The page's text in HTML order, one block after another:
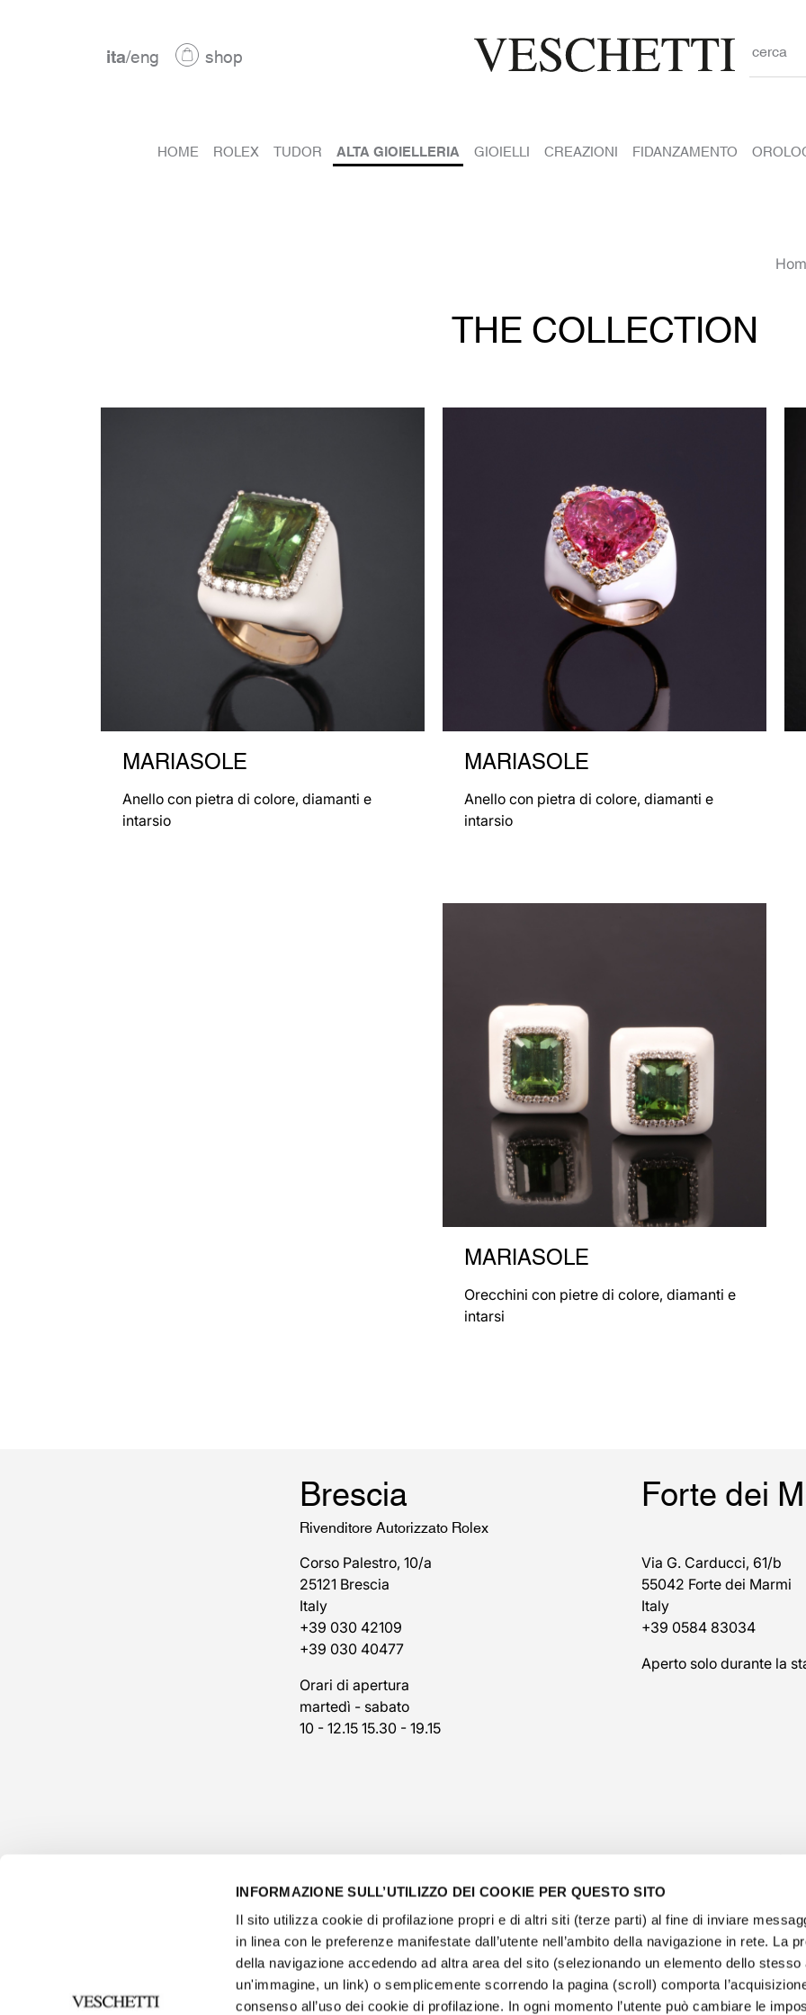
INFORMAZIONE SULL’UTILIZZO DEI COOKIE PER QUESTO SITO
Il sito utilizza cookie di profilazione propri e di altri siti (terze parti) al fine di inviare
in linea con le preferenze manifestate dall’utente nell’ambito della navigazione in rete. La
della navigazione accedendo ad altra area del sito (selezionando un elemento dello stesso
un'immagine, un link) o semplicemente scorrendo la pagina (scroll) comporta
consenso all’uso dei cookie di profilazione. In ogni momento l’utente può cambiare le
ita/eng shop cerca
HOME ROLEX TUDOR ALTA GIOIELLERIA GIOIELLI CREAZIONI FIDANZAMENTO
THE COLLECTION
MARIASOLE
Anello con pietra di colore, diamanti e
intarsio
MARIASOLE
Anello con pietra di colore, diamanti e
intarsio
MARIASOLE
Orecchini con pietre di colore, diamanti e
intarsi
Brescia
Rivenditore Autorizzato Rolex
Corso Palestro, 10/a
25121 Brescia
Italy
+39 030 42109
+39 030 40477
Orari di apertura
martedì - sabato
10 - 12.15 15.30 - 19.15
Forte dei
Via G. Carducci, 61/b
55042 Forte dei Marmi
Italy
+39 0584 83034
Aperto solo durante la
@veschetti1949-@veschettiboutique